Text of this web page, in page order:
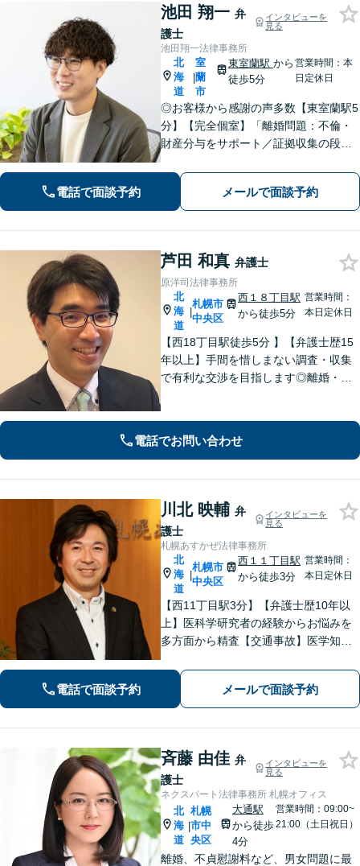
池田 翔一 弁
護士
インタビューを
見る
池田翔一法律事務所
北
海
道
|
室
蘭
市
東室蘭駅 から
徒歩5分
営業時間：本
日定休日
◎お客様から感謝の声多数【東室蘭駅5
分】【完全個室】「離婚問題：不倫・
財産分与をサポート／証拠収集の段階
的なアプローチ」「相続問題：幅広い
相続問題に対応できる豊富な経験」適
切な公正証書遺言を作成【行政書士資
格保有】
電話で面談予約 メールで面談予約
芦田 和真 弁護士
原洋司法律事務所
北
海
道
|
札幌市
中央区
西１８丁目駅
から徒歩5分
営業時間：
本日定休日
【西18丁目駅徒歩5分 】【弁護士歴15
年以上】手間を惜しまない調査・収集
で有利な交渉を目指します◎離婚・男
【ＺＯＯＭ対応】
電話でお問い合わせ
川北 映輔 弁
護士
インタビューを
見る
札幌あすかぜ法律事務所
北
海
道
|
札幌市
中央区
西１１丁目駅
から徒歩3分
営業時間：
本日定休日
【西11丁目駅3分】【弁護士歴10年以
上】医科学研究者の経験からお悩みを
多方面から精査【交通事故】医学知識
償額を立証【借金・債務整理】個人・
法人可。最近の傾向や破産管財人の経
験をふまえて柔軟に対応します。
電話で面談予約 メールで面談予約
斉藤 由佳 弁
護士
インタビューを
見る
ネクスパート法律事務所 札幌オフィス
北
海
道
|
札幌
市中
央区
大通駅
から徒歩
4分
営業時間：09:00~
21:00（土日祝日）
離婚、不貞慰謝料など、男女問題に最